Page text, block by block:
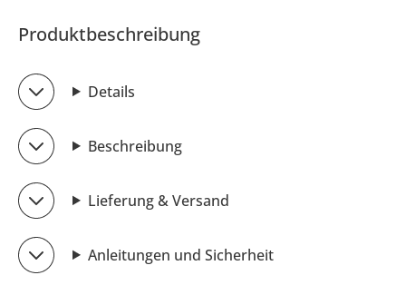
Produktbeschreibung
Details
Beschreibung
Lieferung & Versand
Anleitungen und Sicherheit